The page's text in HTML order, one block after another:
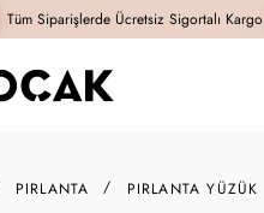
Tüm Siparişlerde Ücretsiz Sigortalı Kargo
PIRLANTA PIRLANTA YÜZÜK